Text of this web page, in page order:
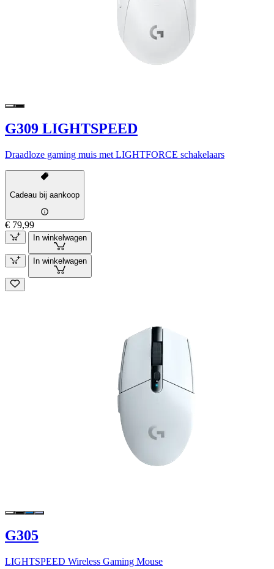
G309 LIGHTSPEED
Draadloze gaming muis met LIGHTFORCE schakelaars
Cadeau bij aankoop
€ 79,99
In winkelwagen
In winkelwagen
G305
LIGHTSPEED Wireless Gaming Mouse